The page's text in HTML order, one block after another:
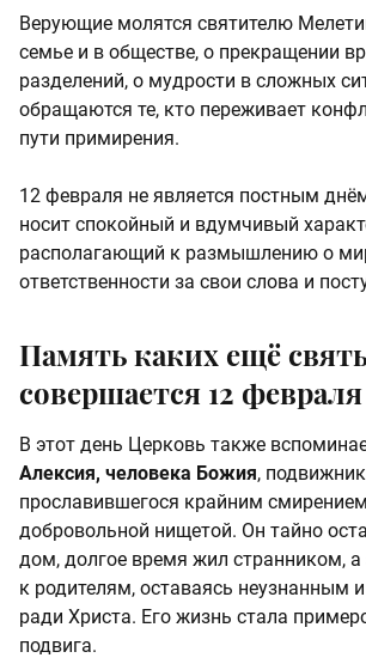
Верующие молятся святителю
семье и в обществе, о прекращении
разделений, о мудрости в сложных
обращаются те, кто переживает
пути примирения.
12 февраля не является постным
носит спокойный и вдумчивый
располагающий к размышлению о
ответственности за свои слова и
Память каких ещё
совершается 12 февраля
В этот день Церковь также
Алексия, человека Божия,
прославившегося крайним
добровольной нищетой. Он тайно
дом, долгое время жил странником, а
к родителям, оставаясь неузнанным
ради Христа. Его жизнь стала
подвига.